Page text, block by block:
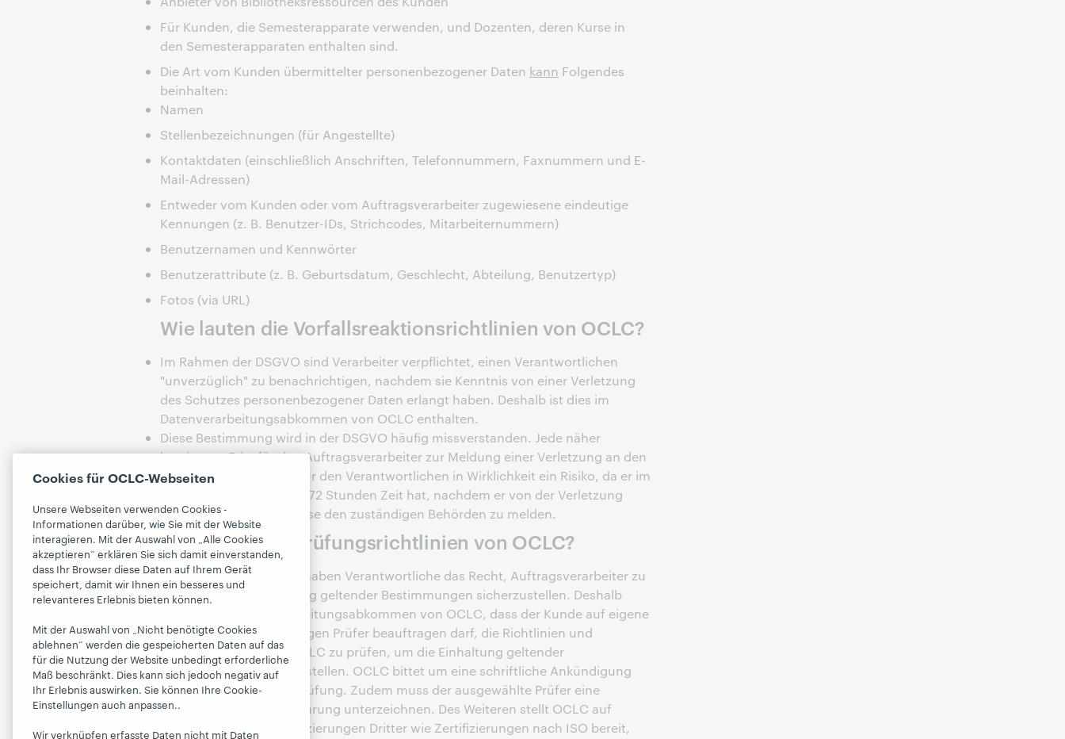
Für Kunden, die Semesterapparate verwenden, und Dozenten, deren Kurse in
den Semesterapparaten enthalten sind.
Die Art vom Kunden übermittelter personenbezogener Daten kann Folgendes
beinhalten:
Namen
Stellenbezeichnungen (für Angestellte)
Kontaktdaten (einschließlich Anschriften, Telefonnummern, Faxnummern und E-
Mail-Adressen)
Entweder vom Kunden oder vom Auftragsverarbeiter zugewiesene eindeutige
Kennungen (z. B. Benutzer-IDs, Strichcodes, Mitarbeiternummern)
Benutzernamen und Kennwörter
Benutzerattribute (z. B. Geburtsdatum, Geschlecht, Abteilung, Benutzertyp)
Fotos (via URL)
Wie lauten die Vorfallsreaktionsrichtlinien von OCLC?
Im Rahmen der DSGVO sind Verarbeiter verpflichtet, einen Verantwortlichen
"unverzüglich" zu benachrichtigen, nachdem sie Kenntnis von einer Verletzung
des Schutzes personenbezogener Daten erlangt haben. Deshalb ist dies im
Datenverarbeitungsabkommen von OCLC enthalten.
Diese Bestimmung wird in der DSGVO häufig missverstanden. Jede näher
bestimmte Frist für den Auftragsverarbeiter zur Meldung einer Verletzung an den
Verantwortlichen birgt für den Verantwortlichen in Wirklichkeit ein Risiko, da er im
Rahmen der DSGVO nur 72 Stunden Zeit hat, nachdem er von der Verletzung
Kenntnis erlangt hat, diese den zuständigen Behörden zu melden.
Wie lauten die Prüfungsrichtlinien von OCLC?
Im Rahmen der DSGVO haben Verantwortliche das Recht, Auftragsverarbeiter zu
prüfen, um die Einhaltung geltender Bestimmungen sicherzustellen. Deshalb
besagt das Datenverarbeitungsabkommen von OCLC, dass der Kunde auf eigene
Kosten einen unabhängigen Prüfer beauftragen darf, die Richtlinien und
Aufzeichnungen von OCLC zu prüfen, um die Einhaltung geltender
Bestimmungen sicherzustellen. OCLC bittet um eine schriftliche Ankündigung
einen Monat vor einer Prüfung. Zudem muss der ausgewählte Prüfer eine
Geheimhaltungsvereinbarung unterzeichnen. Des Weiteren stellt OCLC auf
Anfrage relevante Zertifizierungen Dritter wie Zertifizierungen nach ISO bereit,
Cookies für OCLC-Webseiten
Unsere Webseiten verwenden Cookies -
Informationen darüber, wie Sie mit der Website
interagieren. Mit der Auswahl von „Alle Cookies
akzeptieren“ erklären Sie sich damit einverstanden,
dass Ihr Browser diese Daten auf Ihrem Gerät
speichert, damit wir Ihnen ein besseres und
relevanteres Erlebnis bieten können.
Mit der Auswahl von „Nicht benötigte Cookies
ablehnen“ werden die gespeicherten Daten auf das
für die Nutzung der Website unbedingt erforderliche
Maß beschränkt. Dies kann sich jedoch negativ auf
Ihr Erlebnis auswirken. Sie können Ihre Cookie-
Einstellungen auch anpassen..
Wir verknüpfen erfasste Daten nicht mit Daten